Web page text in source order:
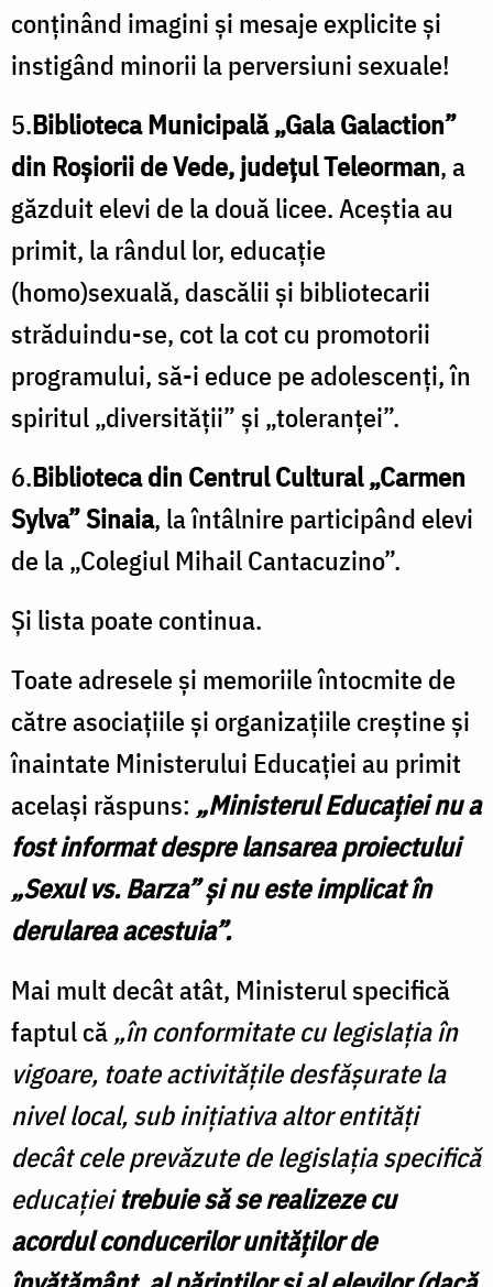
conţinând imagini şi mesaje explicite şi
instigând minorii la perversiuni sexuale!
5.Biblioteca Municipală „Gala Galaction”
din Roşiorii de Vede, judeţul Teleorman, a
găzduit elevi de la două licee. Aceştia au
primit, la rândul lor, educaţie
(homo)sexuală, dascălii şi bibliotecarii
străduindu-se, cot la cot cu promotorii
programului, să-i educe pe adolescenţi, în
spiritul „diversităţii” şi „toleranţei”.
6.Biblioteca din Centrul Cultural „Carmen
Sylva” Sinaia, la întâlnire participând elevi
de la „Colegiul Mihail Cantacuzino”.
Şi lista poate continua.
Toate adresele şi memoriile întocmite de
către asociaţiile şi organizaţiile creştine şi
înaintate Ministerului Educaţiei au primit
acelaşi răspuns: „Ministerul Educaţiei nu a
fost informat despre lansarea proiectului
„Sexul vs. Barza” şi nu este implicat în
derularea acestuia”.
Mai mult decât atât, Ministerul specifică
faptul că „în conformitate cu legislaţia în
vigoare, toate activităţile desfăşurate la
nivel local, sub iniţiativa altor entităţi
decât cele prevăzute de legislaţia specifică
educaţieitrebuie să se realizeze cu
acordul conducerilor unităţilor de